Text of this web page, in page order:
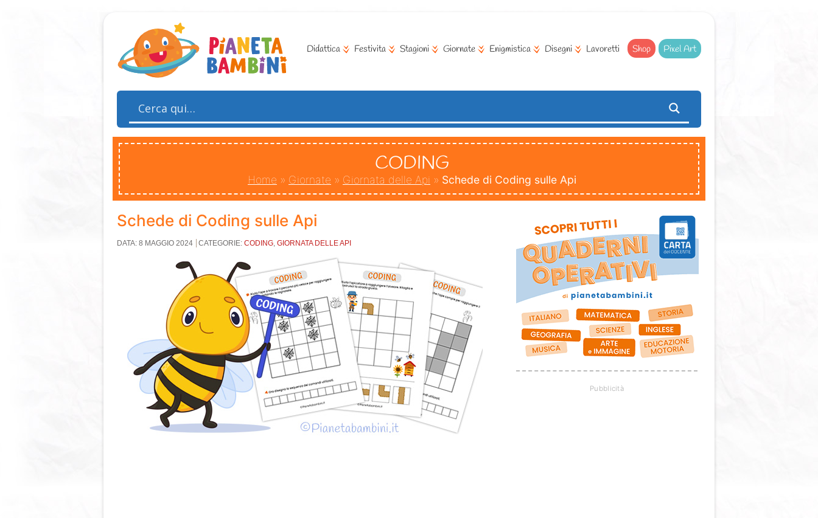
Didattica Festivita Stagioni Giornate Enigmistica Disegni Lavoretti Shop Pixel Art
CODING
Home » Giornate » Giornata delle Api » Schede di Coding sulle Api
Schede di Coding sulle Api
DATA: 8 MAGGIO 2024 CATEGORIE: CODING, GIORNATA DELLE API